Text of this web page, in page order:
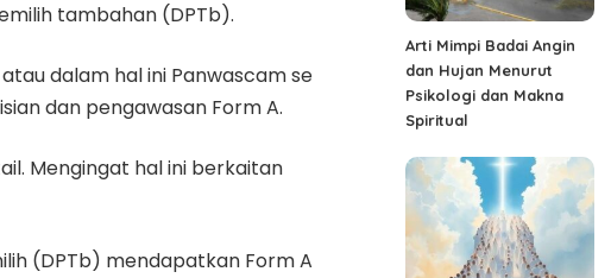
tambahan (DPTb).
dalam hal ini Panwascam se
dan pengawasan Form A.
Mengingat hal ini berkaitan
(DPTb) mendapatkan Form A
Arti Mimpi Badai Angin
dan Hujan Menurut
Psikologi dan Makna
Spiritual